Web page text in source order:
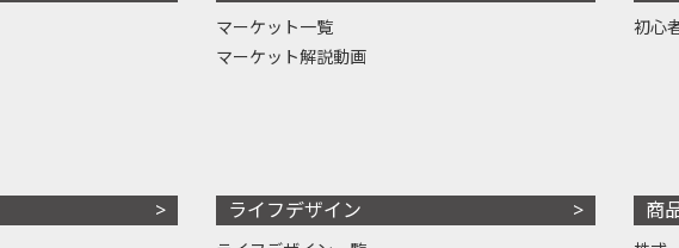
マーケット一覧
マーケット解説動画
初心
ライフデザイン 商